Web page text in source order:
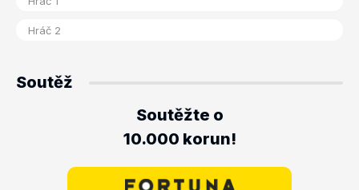
Soutěž
Soutěžte o
10.000 korun!